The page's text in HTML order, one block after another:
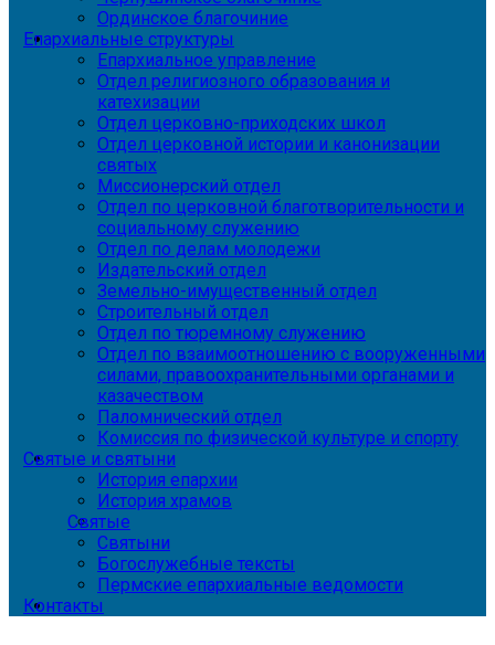
Ординское благочиние
Епархиальные структуры
Епархиальное управление
Отдел религиозного образования и
катехизации
Отдел церковно-приходских школ
Отдел церковной истории и канонизации
святых
Миссионерский отдел
Отдел по церковной благотворительности и
социальному служению
Отдел по делам молодежи
Издательский отдел
Земельно-имущественный отдел
Строительный отдел
Отдел по тюремному служению
Отдел по взаимоотношению с вооруженными
силами, правоохранительными органами и
казачеством
Паломнический отдел
Комиссия по физической культуре и спорту
Святые и святыни
История епархии
История храмов
Святые
Святыни
Богослужебные тексты
Пермские епархиальные ведомости
Контакты